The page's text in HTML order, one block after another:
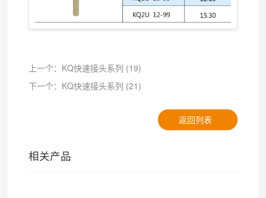
上一个：KQ快速接头系列 (19)
下一个：KQ快速接头系列 (21)
返回列表
相关产品